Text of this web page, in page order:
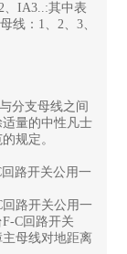
、IA3..:其中表
线：1、2、3、
分支母线之间
量的中性凡士
规定。
路开关公用一
回路开关公用一
C回路开关
母线对地距离